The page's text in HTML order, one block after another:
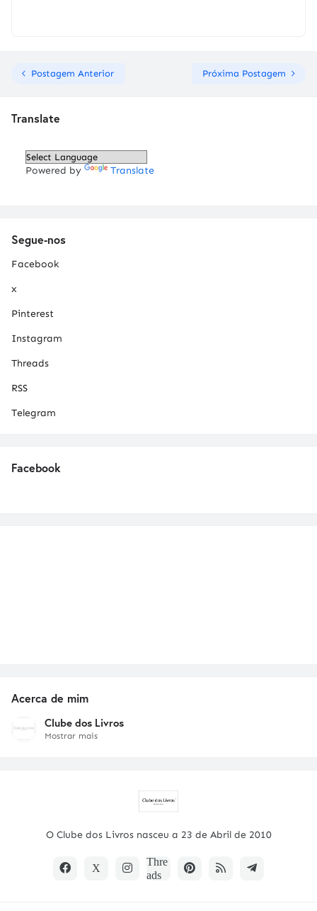
Postagem Anterior Próxima Postagem
Translate
Powered by Translate
Segue-nos
Facebook
x
Pinterest
Instagram
Threads
RSS
Telegram
Facebook
Acerca de mim
Clube dos Livros
Mostrar mais
O Clube dos Livros nasceu a 23 de Abril de 2010